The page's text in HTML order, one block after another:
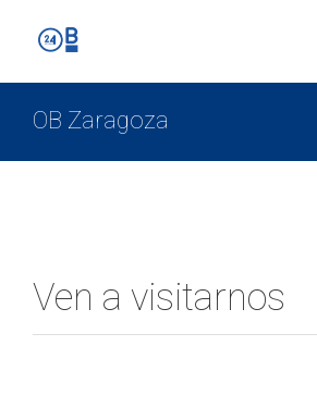
OB Zaragoza
Ven a visitarnos